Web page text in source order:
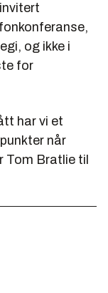
og ikke i
for
har vi et
når
Tom Bratlie til